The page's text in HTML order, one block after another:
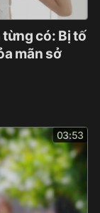
có: Bị tố
mãn sở
03:53